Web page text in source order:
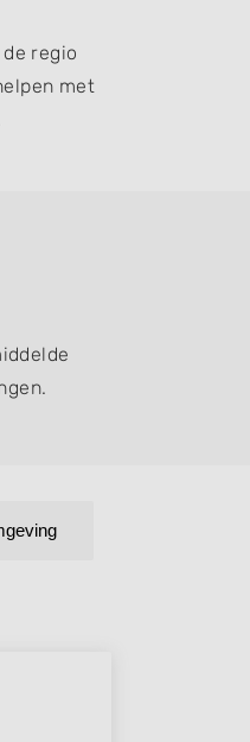
regio
met